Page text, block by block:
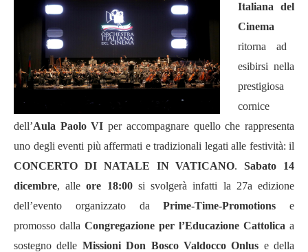
Italiana del
Cinema
ritorna ad
esibirsi nella
prestigiosa
cornice
dell’Aula Paolo VI per accompagnare quello che rappresenta
uno degli eventi più affermati e tradizionali legati alle festività: il
CONCERTO DI NATALE IN VATICANO.Sabato 14
dicembre, alleore 18:00si svolgerà infatti la 27a edizione
dell’evento organizzato da Prime-Time-Promotions e
promosso dalla Congregazione per l’Educazione Cattolica a
sostegno delle Missioni Don Bosco Valdocco Onlus e della